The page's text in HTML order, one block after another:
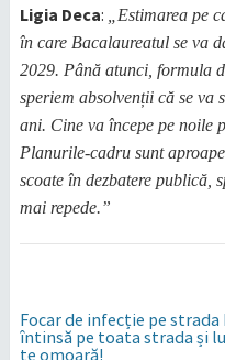
Ligia Deca:
„Estimarea pe
în care Bacalaureatul se va
2029. Până atunci, formula
speriem absolvenții că se va
ani. Cine va începe pe noile
Planurile-cadru sunt
scoate în dezbatere publică,
mai repede.”
Focar de infecție pe
întinsă pe toata strada și
te omoară!